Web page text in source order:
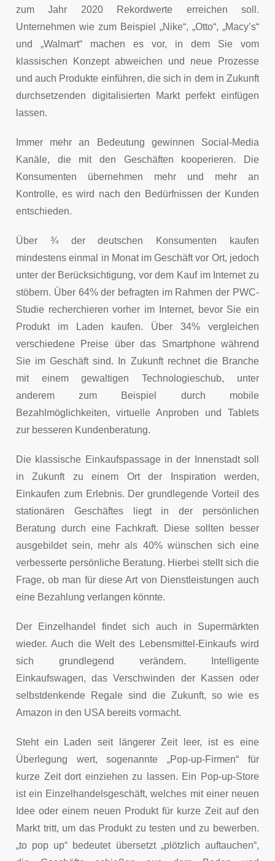
zum Jahr 2020 Rekordwerte erreichen soll.
Unternehmen wie zum Beispiel „Nike“, „Otto“, „Macy’s“
und „Walmart“ machen es vor, in dem Sie vom
klassischen Konzept abweichen und neue Prozesse
und auch Produkte einführen, die sich in dem in Zukunft
durchsetzenden digitalisierten Markt perfekt einfügen
lassen.
Immer mehr an Bedeutung gewinnen Social-Media
Kanäle, die mit den Geschäften kooperieren. Die
Konsumenten übernehmen mehr und mehr an
Kontrolle, es wird nach den Bedürfnissen der Kunden
entschieden.
Über ¾ der deutschen Konsumenten kaufen
mindestens einmal in Monat im Geschäft vor Ort, jedoch
unter der Berücksichtigung, vor dem Kauf im Internet zu
stöbern. Über 64% der befragten im Rahmen der PWC-
Studie recherchieren vorher im Internet, bevor Sie ein
Produkt im Laden kaufen. Über 34% vergleichen
verschiedene Preise über das Smartphone während
Sie im Geschäft sind. In Zukunft rechnet die Branche
mit einem gewaltigen Technologieschub, unter
anderem zum Beispiel durch mobile
Bezahlmöglichkeiten, virtuelle Anproben und Tablets
zur besseren Kundenberatung.
Die klassische Einkaufspassage in der Innenstadt soll
in Zukunft zu einem Ort der Inspiration werden,
Einkaufen zum Erlebnis. Der grundlegende Vorteil des
stationären Geschäftes liegt in der persönlichen
Beratung durch eine Fachkraft. Diese sollten besser
ausgebildet sein, mehr als 40% wünschen sich eine
verbesserte persönliche Beratung. Hierbei stellt sich die
Frage, ob man für diese Art von Dienstleistungen auch
eine Bezahlung verlangen könnte.
Der Einzelhandel findet sich auch in Supermärkten
wieder. Auch die Welt des Lebensmittel-Einkaufs wird
sich grundlegend verändern. Intelligente
Einkaufswagen, das Verschwinden der Kassen oder
selbstdenkende Regale sind die Zukunft, so wie es
Amazon in den USA bereits vormacht.
Steht ein Laden seit längerer Zeit leer, ist es eine
Überlegung wert, sogenannte „Pop-up-Firmen“ für
kurze Zeit dort einziehen zu lassen. Ein Pop-up-Store
ist ein Einzelhandelsgeschäft, welches mit einer neuen
Idee oder einem neuen Produkt für kurze Zeit auf den
Markt tritt, um das Produkt zu testen und zu bewerben.
„to pop up“ bedeutet übersetzt „plötzlich auftauchen“,